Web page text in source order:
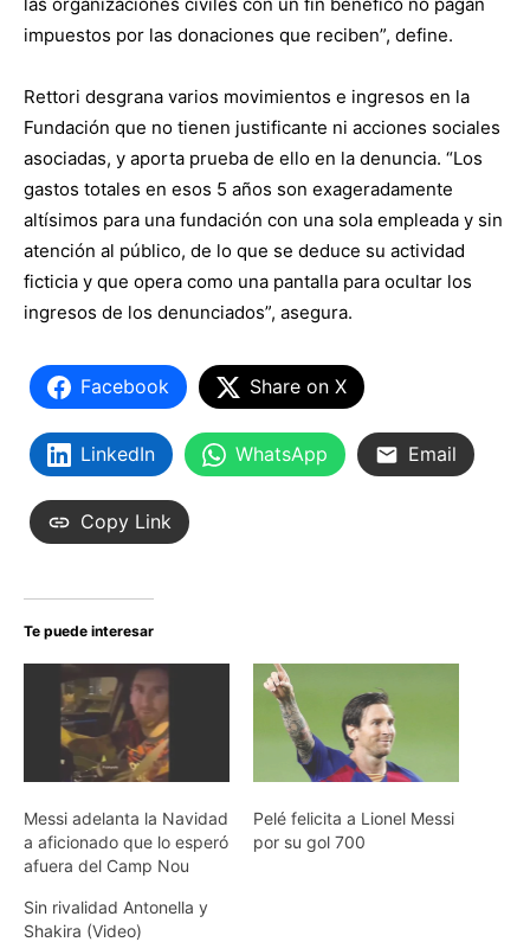
las organizaciones civiles con un fin benéfico no pagan
impuestos por las donaciones que reciben”, define.
Rettori desgrana varios movimientos e ingresos en la
Fundación que no tienen justificante ni acciones sociales
asociadas, y aporta prueba de ello en la denuncia. “Los
gastos totales en esos 5 años son exageradamente
altísimos para una fundación con una sola empleada y sin
atención al público, de lo que se deduce su actividad
ficticia y que opera como una pantalla para ocultar los
ingresos de los denunciados”, asegura.
Facebook Share on X
LinkedIn WhatsApp Email
Copy Link
Te puede interesar
Messi adelanta la Navidad
a aficionado que lo esperó
afuera del Camp Nou
Pelé felicita a Lionel Messi
por su gol 700
Sin rivalidad Antonella y
Shakira (Video)